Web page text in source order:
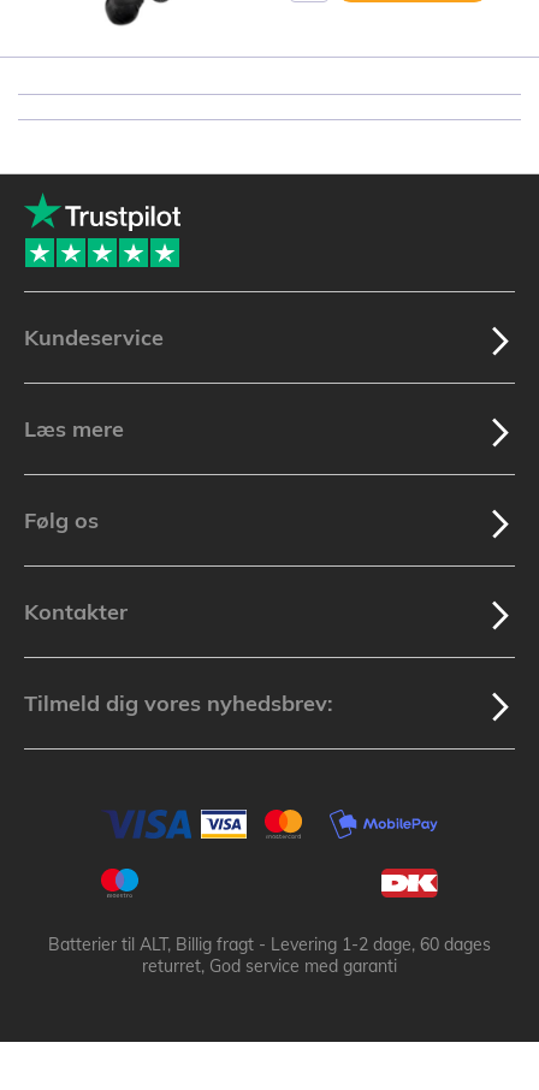
Kundeservice
Læs mere
Følg os
Kontakter
Tilmeld dig vores nyhedsbrev:
Batterier til ALT, Billig fragt - Levering 1-2 dage, 60 dages
returret, God service med garanti